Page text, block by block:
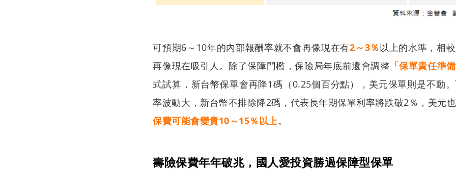
可預期6～10年的內部報酬率就不會再像現在有2～3％以上的水準，相
再像現在吸引人。除了保障門檻，保險局年底前還會調整 「保單責任準
式試算，新台幣保單會再降1碼（0.25個百分點），美元保單則是不動
率波動大，新台幣不排除降2碼，代表長年期保單利率將跌破2％，美元
保費可能會變貴10～15％以上。
壽險保費年年破兆，國人愛投資勝過保障型保單